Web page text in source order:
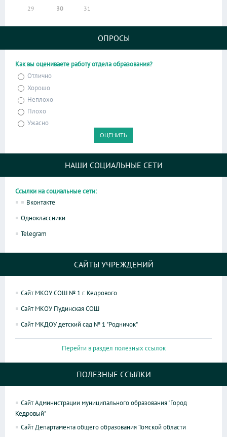
29 30 31
ОПРОСЫ
Как вы оцениваете работу отдела образования?
Отлично
Хорошо
Неплохо
Плохо
Ужасно
НАШИ СОЦИАЛЬНЫЕ СЕТИ
Ссылки на социальные сети:
Вконтакте
Одноклассники
Telegram
САЙТЫ УЧРЕЖДЕНИЙ
Сайт МКОУ СОШ № 1 г. Кедрового
Сайт МКОУ Пудинская СОШ
Сайт МКДОУ детский сад № 1 "Родничок"
Перейти в раздел полезных ссылок
ПОЛЕЗНЫЕ ССЫЛКИ
Сайт Администрации муниципального образования "Город
Кедровый"
Сайт Департамента общего образования Томской области